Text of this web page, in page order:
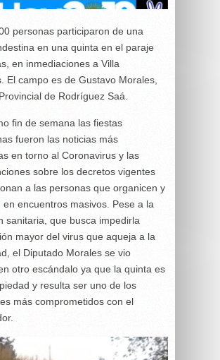
personas participaron de una
en una quinta en el paraje
en inmediaciones a Villa
El campo es de Gustavo Morales,
de Rodríguez Saá.
fin de semana las fiestas
fueron las noticias más
en torno al Coronavirus y las
sobre los decretos vigentes
a las personas que organicen y
en encuentros masivos. Pese a la
sanitaria, que busca impedirla
mayor del virus que aqueja a la
el Diputado Morales se vio
otro escándalo ya que la quinta es
y resulta ser uno de los
más comprometidos con el